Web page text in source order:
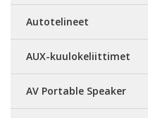
Autotelineet
AUX-kuulokeliittimet
AV Portable Speaker